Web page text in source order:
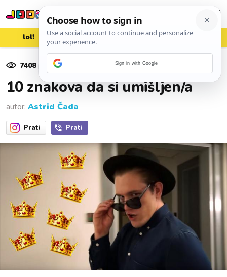
lol! aww vrh! woot?!
7408pregleda 27. studenoga 2017.
10 znakova da si umišljen/a
autor: Astrid Čada
Prati Prati
Sign in with Google